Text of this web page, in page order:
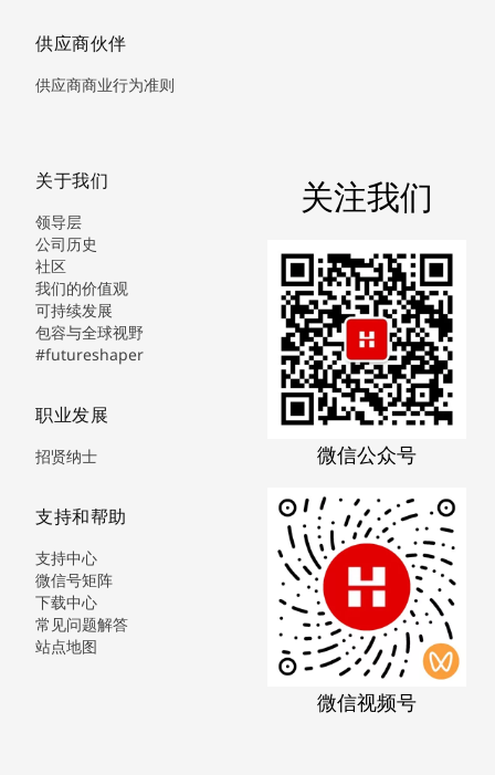
供应商伙伴
供应商商业行为准则
关于我们
领导层
公司历史
社区
我们的价值观
可持续发展
包容与全球视野
#futureshaper
职业发展
招贤纳士
支持和帮助
支持中心
微信号矩阵
下载中心
常见问题解答
站点地图
关注我们
微信公众号
微信视频号